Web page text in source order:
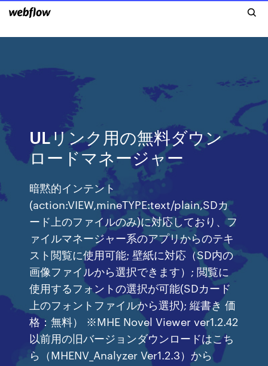
ULリンク用の無料ダウン
ロードマネージャー
暗黙的インテント
(action:VIEW,mineTYPE:text/plain,SDカ
ード上のファイルのみ)に対応しており、フ
ァイルマネージャー系のアプリからのテキ
スト閲覧に使用可能; 壁紙に対応（SD内の
画像ファイルから選択できます）; 閲覧に
使用するフォントの選択が可能(SDカード
上のフォントファイルから選択); 縦書き 価
格：無料） ※MHE Novel Viewer ver1.2.42
以前用の旧バージョンダウンロードはこち
ら（MHENV_Analyzer Ver1.2.3）から